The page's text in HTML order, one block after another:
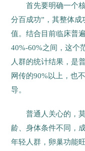
首先要明确一个
分百成功”，其整体
值。结合目前临床普
40%-60%之间，这个
人群的统计结果，是
网传的90%以上，也
导。
普通人关心的，
龄、身体条件不同，
年轻人群，卵巢功能